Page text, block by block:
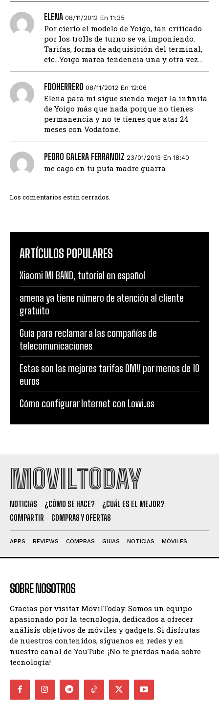
ELENA 08/11/2012 En 11:35
Por cierto el modelo de Yoigo, tan criticado
por los trolls de turno se va imponiendo.
Tarifas, forma de adquisición del terminal,
etc…Yoigo marca tendencia una y otra vez…
FDOHERRERO 08/11/2012 En 12:06
Elena para mí sigue siendo mejor la infinita
de Yoigo más que nada porque no tienes
permanencia y no te tienes que atar 24
meses con Vodafone.
PEDRO GALERA FERRANDIZ 23/01/2013 En 18:40
me cago en tu puta madre guarra
Los comentarios están cerrados.
ARTÍCULOS POPULARES
Xiaomi MI BAND, tutorial en español
amena ya tiene número de atención al cliente
gratuito
Guía para reclamar a las compañías de
telecomunicaciones
Estas son las mejores tarifas OMV por menos de 10
euros
Cómo configurar Internet con Lowi.es
MOVILTODAY
NOTICIAS ¿CÓMO SE HACE?
¿CUÁL ES EL MEJOR?
COMPARTIR
COMPRAS Y OFERTAS
APPS REVIEWS COMPRAS GUIAS NOTICIAS MÓVILES
SOBRE NOSOTROS
Gracias por visitar MovilToday. Somos un equipo
apasionado por la tecnología, dedicados a ofrecer
análisis objetivos de móviles y gadgets. Si disfrutas
de nuestros contenidos, síguenos en redes y en
nuestro canal de YouTube. ¡No te pierdas nada sobre
tecnología!